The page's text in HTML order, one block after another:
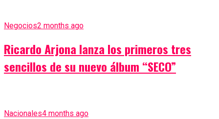
Negocios2 months ago
Ricardo Arjona lanza los primeros tres
sencillos de su nuevo álbum “SECO”
Nacionales4 months ago